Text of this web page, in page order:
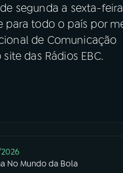
de segunda a sexta-
para todo o país por
de Comunicação
das Rádios EBC.
No Mundo da Bola